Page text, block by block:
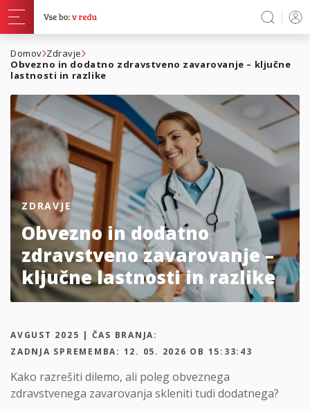
Domov Zdravje
Obvezno in dodatno zdravstveno zavarovanje – ključne
lastnosti in razlike
ZDRAVJE
Obvezno in dodatno
zdravstveno zavarovanje –
ključne lastnosti in razlike
AVGUST 2025 | ČAS BRANJA:
ZADNJA SPREMEMBA: 12. 05. 2026 OB 15:33:43
Kako razrešiti dilemo, ali poleg obveznega
zdravstvenega zavarovanja skleniti tudi dodatnega?